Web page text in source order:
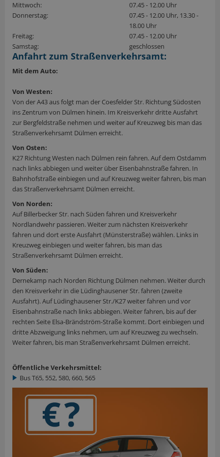
Mittwoch:
07.45 - 12.00 Uhr
Donnerstag:
07.45 - 12.00 Uhr, 13.30 -
18.00 Uhr
Freitag:
07.45 - 12.00 Uhr
Samstag:
geschlossen
Anfahrt zum Straßenverkehrsamt:
Mit dem Auto:
Von Westen:
Von der A43 aus folgt man der Coesfelder Str. Richtung Südosten
ins Zentrum von Dülmen hinein. Im Kreisverkehr dritte Ausfahrt
zur Bergfeldstraße nehmen und weiter auf Kreuzweg bis man das
Straßenverkehrsamt Dülmen erreicht.
Von Osten:
K27 Richtung Westen nach Dülmen rein fahren. Auf dem Ostdamm
nach links abbiegen und weiter über Eisenbahnstraße fahren. In
Bahnhofstraße einbiegen und auf Kreuzweg weiter fahren, bis man
das Straßenverkehrsamt Dülmen erreicht.
Von Norden:
Auf Billerbecker Str. nach Süden fahren und Kreisverkehr
Nordlandwehr passieren. Weiter zum nächsten Kreisverkehr
fahren und dort erste Ausfahrt (Münsterstraße) wählen. Links in
Kreuzweg einbiegen und weiter fahren, bis man das
Straßenverkehrsamt Dülmen erreicht.
Von Süden:
Dernekamp nach Norden Richtung Dülmen nehmen. Weiter durch
den Kreisverkehr in die Lüdinghausener Str. fahren (zweite
Ausfahrt). Auf Lüdinghausener Str./K27 weiter fahren und vor
Eisenbahnstraße nach links abbiegen. Weiter fahren, bis auf der
rechten Seite Elsa-Brändström-Straße kommt. Dort einbiegen und
dritte Abzweigung links nehmen, um auf Kreuzweg zu wechseln.
Weiter fahren, bis man Straßenverkehrsamt Dülmen erreicht.
Öffentliche Verkehrsmittel:
Bus T65, 552, 580, 660, 565